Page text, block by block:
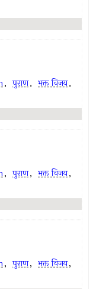
, पुराण, भक्त विजय,
, पुराण, भक्त विजय,
, पुराण, भक्त विजय,